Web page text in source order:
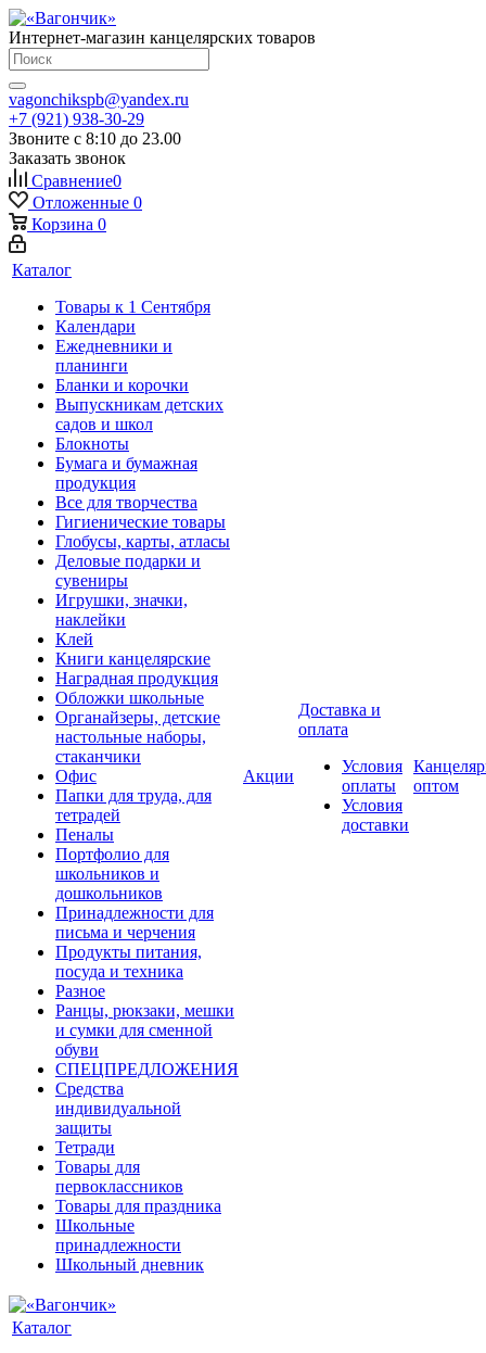
Интернет-магазин канцелярских товаров
vagonchikspb@yandex.ru
+7 (921) 938-30-29
Звоните с 8:10 до 23.00
Заказать звонок
Сравнение0
Отложенные 0
Корзина 0
Каталог
Товары к 1 Сентября
Календари
Ежедневники и
планинги
Бланки и корочки
Выпускникам детских
садов и школ
Блокноты
Бумага и бумажная
продукция
Все для творчества
Гигиенические товары
Глобусы, карты, атласы
Деловые подарки и
сувениры
Игрушки, значки,
наклейки
Клей
Книги канцелярские
Наградная продукция
Обложки школьные
Органайзеры, детские
настольные наборы,
стаканчики
Офис
Папки для труда, для
тетрадей
Пеналы
Портфолио для
школьников и
дошкольников
Принадлежности для
письма и черчения
Продукты питания,
посуда и техника
Разное
Ранцы, рюкзаки, мешки
и сумки для сменной
обуви
СПЕЦПРЕДЛОЖЕНИЯ
Средства
индивидуальной
защиты
Тетради
Товары для
первоклассников
Товары для праздника
Школьные
принадлежности
Школьный дневник
Акции
Доставка и
оплата
Условия
оплаты
Условия
доставки
оптом
Каталог